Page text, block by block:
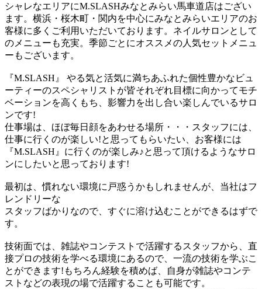
シャレなエリアにM.SLASHみなとみらい馬車道店はござい
ます。横浜・桜木町・関内を中心にみなとみらいエリアのお
客様に多くご利用いただいております。ネイルサロンとして
のメニューも充実。季節ごとにオススメの人気セットメニュ
ーもございます。
『M.SLASH』 やる気と活気に満ちあふれた個性豊かなビュ
ーティーのスペシャリストが皆それぞれ目標に向かってモチ
ベーションを高くもち、影響力を出し合い楽しんでいるサロ
ンです!
仕事場は、ほぼ毎日顔をあわせる場所・・・スタッフには、
仕事に行くのが楽しい!と思ってもらいたい、お客様には
『M.SLASH』に行くのが楽しみ♪と思って頂けるようなサロ
ンにしたいと思っております!
最初は、慣れない環境に戸惑うかもしれませんが、当社はフ
レンドリーな
スタッフばかりなので、すぐに溶け込むことができるはずで
す。
技術面では、雑誌やコンテストで活躍するスタッフから、直
接プロの技術を学べる環境にあるので、一流の技術を学ぶこ
とができます!もちろん経験を積めば、自身が雑誌やコンテ
ストなどの表現の場で活躍することも可能です。